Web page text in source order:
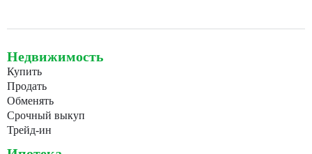
Недвижимость
Купить
Продать
Обменять
Срочный выкуп
Трейд-ин